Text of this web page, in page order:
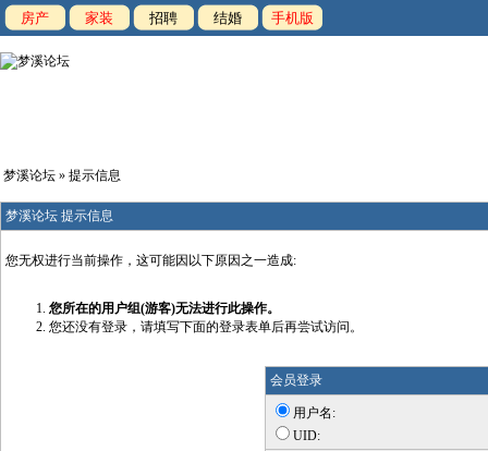
房产 家装 招聘 结婚 手机版
梦溪论坛 » 提示信息
梦溪论坛 提示信息
您无权进行当前操作，这可能因以下原因之一造成:
您所在的用户组(游客)无法进行此操作。
您还没有登录，请填写下面的登录表单后再尝试访问。
会员登录
用户名:
UID: